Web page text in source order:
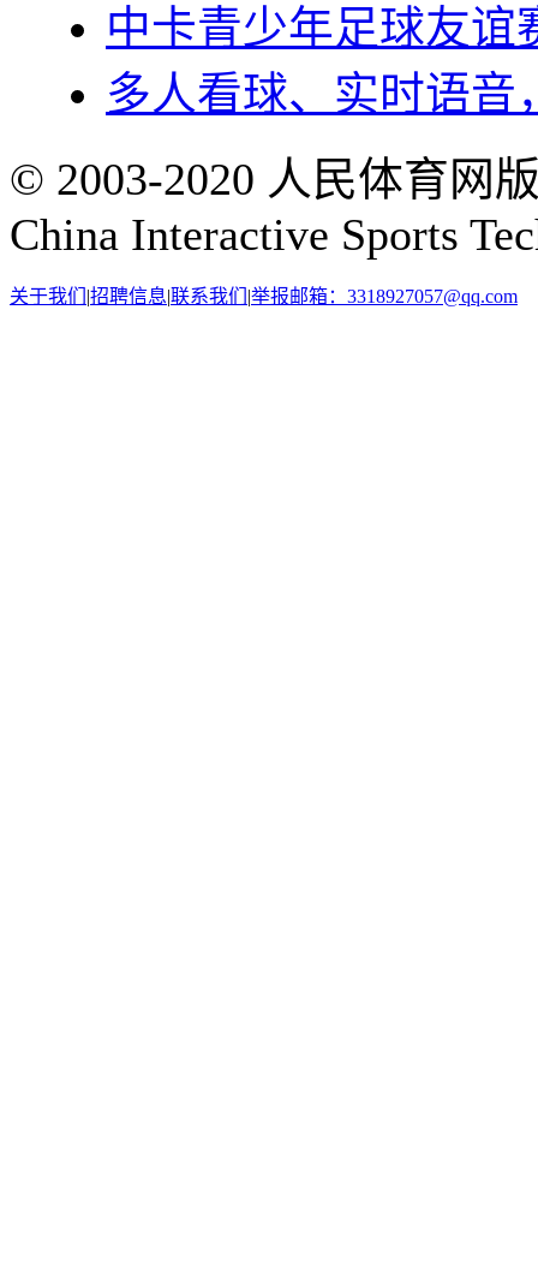
中卡青少年足球友谊
多人看球、实时语音
© 2003-2020 人民体育网
China Interactive Sports
关于我们 |招聘信息|联系我们 |举报邮箱：3318927057@qq.com